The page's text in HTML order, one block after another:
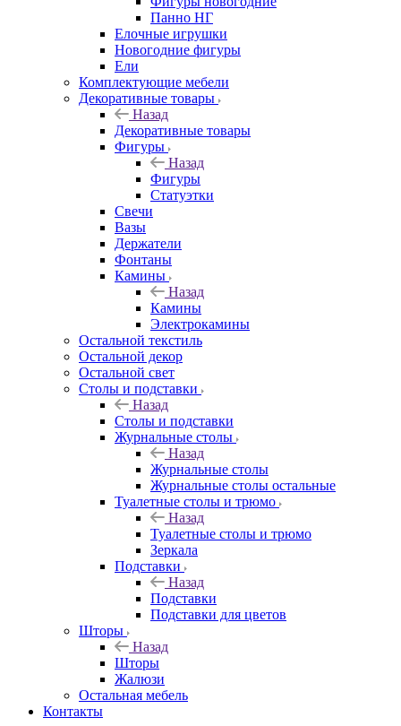
Панно НГ
Елочные игрушки
Новогодние фигуры
Ели
Комплектующие мебели
Декоративные товары
Назад
Декоративные товары
Фигуры
Назад
Фигуры
Статуэтки
Свечи
Вазы
Держатели
Фонтаны
Камины
Назад
Камины
Электрокамины
Остальной текстиль
Остальной декор
Остальной свет
Столы и подставки
Назад
Столы и подставки
Журнальные столы
Назад
Журнальные столы
Журнальные столы остальные
Туалетные столы и трюмо
Назад
Туалетные столы и трюмо
Зеркала
Подставки
Назад
Подставки
Подставки для цветов
Шторы
Назад
Шторы
Жалюзи
Остальная мебель
Контакты